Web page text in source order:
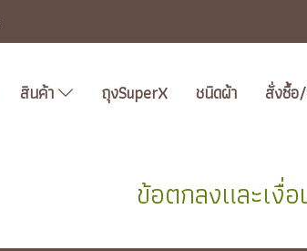
สินค้า ถุงSuperX ชนิดผ้า สั่งซื้อ
ข้อตกลงและเงื่อ